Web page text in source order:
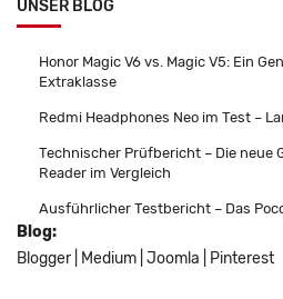
UNSER BLOG
Honor Magic V6 vs. Magic V5: Ein
Extraklasse
Redmi Headphones Neo im Test –
Technischer Prüfbericht – Die neue
Reader im Vergleich
Ausführlicher Testbericht – Das
Blog:
Blogger
Medium Joomla Pinterest